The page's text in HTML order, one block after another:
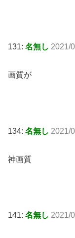
131: 名無し 2021/
画質が
134: 名無し 2021/
神画質
141: 名無し 2021/